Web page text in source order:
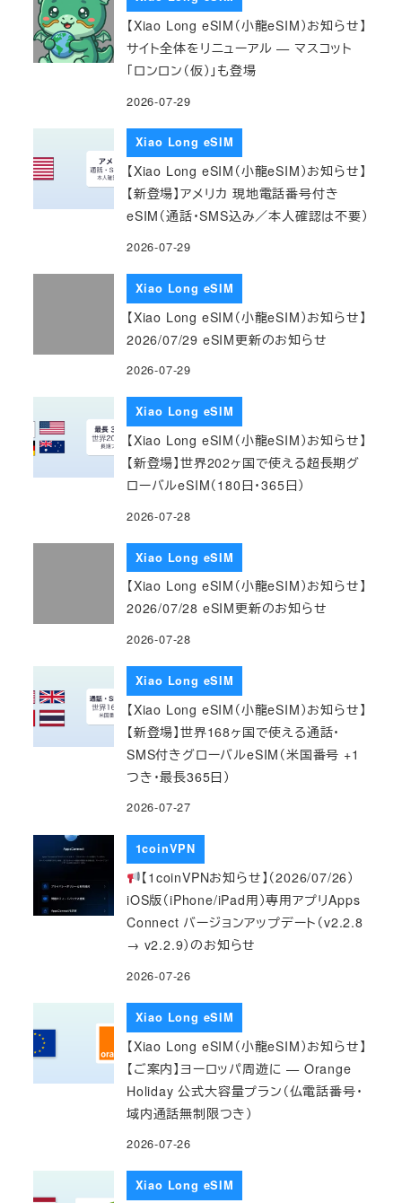
【Xiao Long eSIM（小龍eSIM）お知らせ】
サイト全体をリニューアル — マスコット
「ロンロン（仮）」も登場
2026-07-29
Xiao Long eSIM
【Xiao Long eSIM（小龍eSIM）お知らせ】
【新登場】アメリカ 現地電話番号付き
eSIM（通話・SMS込み／本人確認は不要）
2026-07-29
Xiao Long eSIM
【Xiao Long eSIM（小龍eSIM）お知らせ】
2026/07/29 eSIM更新のお知らせ
2026-07-29
Xiao Long eSIM
【Xiao Long eSIM（小龍eSIM）お知らせ】
【新登場】世界202ヶ国で使える超長期グ
ローバルeSIM（180日・365日）
2026-07-28
Xiao Long eSIM
【Xiao Long eSIM（小龍eSIM）お知らせ】
2026/07/28 eSIM更新のお知らせ
2026-07-28
Xiao Long eSIM
【Xiao Long eSIM（小龍eSIM）お知らせ】
【新登場】世界168ヶ国で使える通話・
SMS付きグローバルeSIM（米国番号 +1
つき・最長365日）
2026-07-27
1coinVPN
【1coinVPNお知らせ】（2026/07/26）
iOS版（iPhone/iPad用）専用アプリApps
Connect バージョンアップデート（v2.2.8
→ v2.2.9）のお知らせ
2026-07-26
Xiao Long eSIM
【Xiao Long eSIM（小龍eSIM）お知らせ】
【ご案内】ヨーロッパ周遊に — Orange
Holiday 公式大容量プラン（仏電話番号・
域内通話無制限つき）
2026-07-26
Xiao Long eSIM